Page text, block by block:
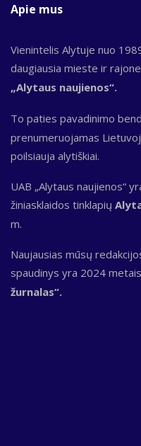
Apie mus
Vienintelis Alytuje nuo
daugiausia mieste ir
„Alytaus naujienos“.
To paties pavadinimo
prenumeruojamas
poilsiauja alytiškiai.
UAB „Alytaus naujienos“
žiniasklaidos tinklapių
m.
Naujausias mūsų
spaudinys yra 2024
žurnalas“.